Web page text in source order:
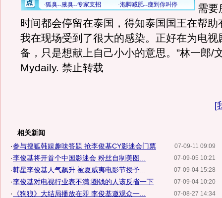
需要
时间都会停留在泰国，得知泰国国王在帮助
我在现场受到了很大的感染。正好在为电视
备，只是想献上自己小小的意思。”林一郎/
Mydaily. 禁止转载
[
相关新闻
07-09-11 09:09
·参与搜狐韩娱趣味答题 抢李俊基CY影迷会门票
07-09-05 10:21
·李俊基将开首个中国影迷会 粉丝自制美图...
07-09-04 15:28
·韩星李俊基人气飙升 被夏威夷电影节授予...
07-09-04 10:20
·李俊基对电视行业表不满:圈钱的人该反省一下
07-08-27 14:34
· 《狗狼》大结局播放在即 李俊基邀观众一...